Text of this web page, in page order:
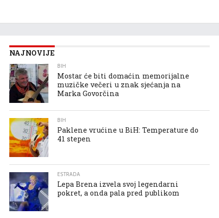
NAJNOVIJE
BIH
Mostar će biti domaćin memorijalne
muzičke večeri u znak sjećanja na
Marka Govorčina
BIH
Paklene vrućine u BiH: Temperature do
41 stepen
ESTRADA
Lepa Brena izvela svoj legendarni
pokret, a onda pala pred publikom